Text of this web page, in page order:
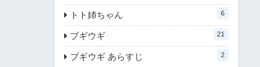
トト姉ちゃん 6
ブギウギ 21
ブギウギ あらすじ 2